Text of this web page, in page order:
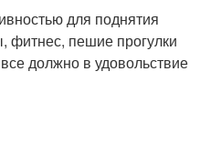
для поднятия
фитнес, пешие прогулки
должно в удовольствие